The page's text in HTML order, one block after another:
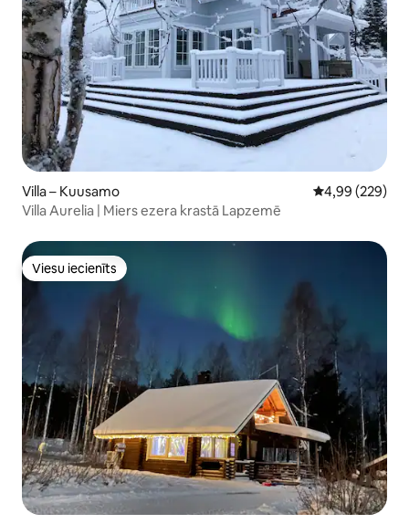
Villa – Kuusamo Vidējais
4,99 (229)
Villa Aurelia | Miers ezera krastā Lapzemē
Viesu iecienīts
Viesu iecienīts